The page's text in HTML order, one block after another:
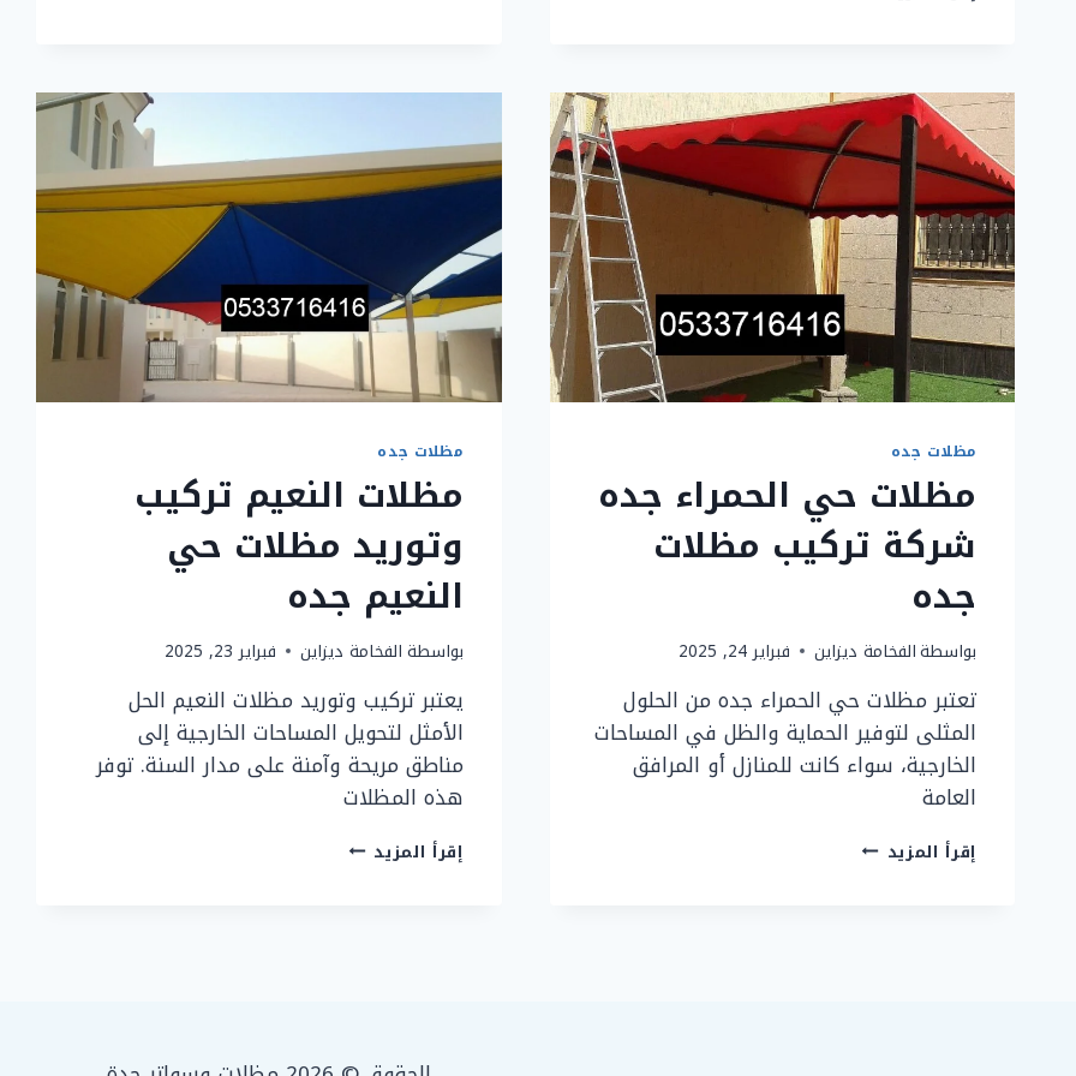
تركيب
مظلات
جده
مظلات جده
مظلات حي الحمراء جده
شركة تركيب مظلات
جده
بواسطةالفخامة ديزاين فبراير 24, 2025
تعتبر مظلات حي الحمراء جده من الحلول
المثلى لتوفير الحماية والظل في المساحات
الخارجية، سواء كانت للمنازل أو المرافق
العامة
إقرأ المزيد مظلات
مظلات جده
مظلات النعيم تركيب
وتوريد مظلات حي
النعيم جده
بواسطة الفخامة ديزاين فبراير 23, 2025
يعتبر تركيب وتوريد مظلات النعيم الحل
الأمثل لتحويل المساحات الخارجية إلى
مناطق مريحة وآمنة على مدار السنة. توفر
هذه المظلات
إقرأ المزيد مظلات